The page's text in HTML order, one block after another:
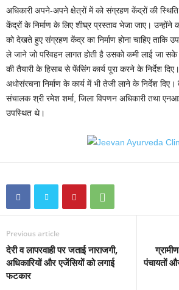
अधिकारी अपने-अपने क्षेत्रों में को संग्रहण केंद्रों की
केंद्रों के निर्माण के लिए शीघ्र प्रस्ताव भेजा जाए। उन्होंने
को देखते हुए संग्रहण केंद्र का निर्माण होना चाहिए ताकि
ले जाने जो परिवहन लागत होती है उसको कमी लाई जा
की तैयारी के हिसाब से फेंसिंग कार्य पूरा करने के निर्देश
अधोसंरचना निर्माण के कार्य में भी तेजी लाने के निर्देश
संचालक श्री रमेश शर्मा, जिला विपणन अधिकारी तथा
उपस्थित थे।
Previous article
देरी व लापरवाही पर जताई नाराजगी,
अधिकारियों और एजेंसियों को लगाई
फटकार
पंचायतों